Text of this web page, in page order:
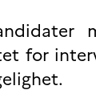
for